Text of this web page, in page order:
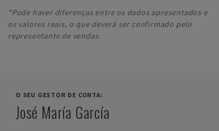
*Pode haver diferenças entre os dados apresentados e
os valores reais, o que deverá ser confirmado pelo
representante de vendas.
O SEU GESTOR DE CONTA:
José María García